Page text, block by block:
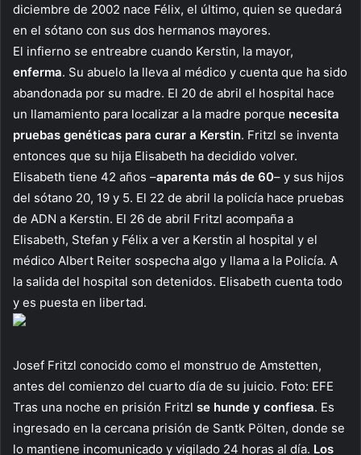
diciembre de 2002 nace Félix, el último, quien se quedará
en el sótano con sus dos hermanos mayores.
El infierno se entreabre cuando Kerstin, la mayor,
enferma. Su abuelo la lleva al médico y cuenta que ha sido
abandonada por su madre. El 20 de abril el hospital hace
un llamamiento para localizar a la madre porque necesita
pruebas genéticas para curar a Kerstin. Fritzl se inventa
entonces que su hija Elisabeth ha decidido volver.
Elisabeth tiene 42 años –aparenta más de 60– y sus hijos
del sótano 20, 19 y 5. El 22 de abril la policía hace pruebas
de ADN a Kerstin. El 26 de abril Fritzl acompaña a
Elisabeth, Stefan y Félix a ver a Kerstin al hospital y el
médico Albert Reiter sospecha algo y llama a la Policía. A
la salida del hospital son detenidos. Elisabeth cuenta todo
y es puesta en libertad.
Josef Fritzl conocido como el monstruo de Amstetten,
antes del comienzo del cuarto día de su juicio. Foto: EFE
Tras una noche en prisión Fritzl se hunde y confiesa. Es
ingresado en la cercana prisión de Santk Pölten, donde se
lo mantiene incomunicado y vigilado 24 horas al día. Los